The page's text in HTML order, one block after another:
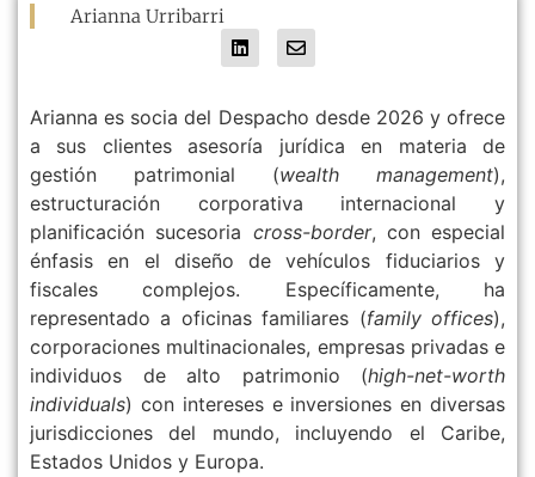
Arianna Urribarri
Arianna es socia del Despacho desde 2026 y ofrece
a sus clientes asesoría jurídica en materia de
gestión patrimonial (wealth management),
estructuración corporativa internacional y
planificación sucesoria cross-border, con especial
énfasis en el diseño de vehículos fiduciarios y
fiscales complejos. Específicamente, ha
representado a oficinas familiares (family offices),
corporaciones multinacionales, empresas privadas e
individuos de alto patrimonio (high-net-worth
individuals) con intereses e inversiones en diversas
jurisdicciones del mundo, incluyendo el Caribe,
Estados Unidos y Europa.